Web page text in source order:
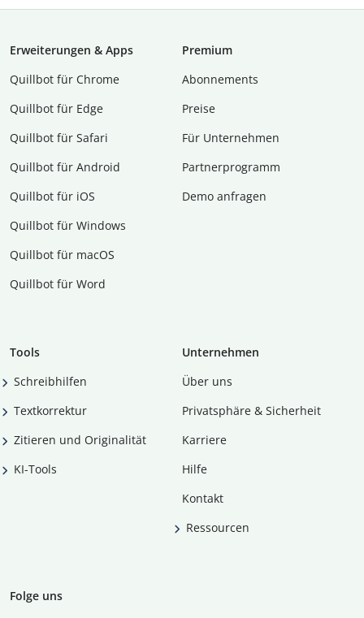
Erweiterungen & Apps
Quillbot für Chrome
Quillbot für Edge
Quillbot für Safari
Quillbot für Android
Quillbot für iOS
Quillbot für Windows
Quillbot für macOS
Quillbot für Word
Premium
Abon­ne­ments
Preise
Für Unternehmen
Partnerprogramm
Demo anfragen
Tools
Schreibhilfen
Textkorrektur
Zitieren und Originalität
KI-Tools
Unternehmen
Über uns
Privatsphäre & Sicherheit
Karriere
Hilfe
Kontakt
Ressourcen
Folge uns